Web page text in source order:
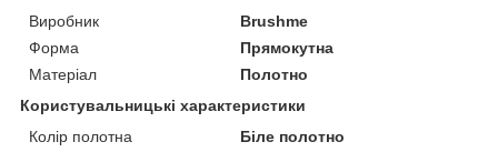
Виробник
Brushme
Форма
Прямокутна
Матеріал
Полотно
Користувальницькі характеристики
Колір полотна
Біле полотно